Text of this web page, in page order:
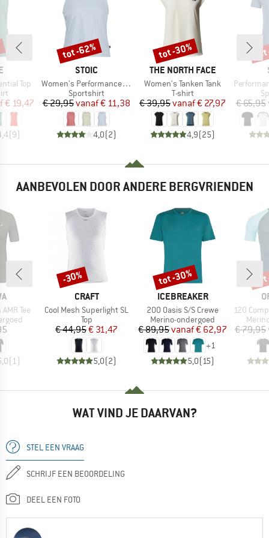
Top
prijs
€ 19,47
(9)
MERK
STOIC
Artikel
Women's PerformanceMerino BorgholmSt. Tank
Productgroep
Sportshirt
Prijs
€ 29,95 Verlaagde prijs
vanaf€ 11,38
4,0(2)
Korting
tot -62%
MERK
THE NORTH FACE
Artikel
Women's Tanken Tank
Productgroep
T-shirt
Prijs
€ 39,95 Verlaagde prijs
vanaf€ 27,97
4,9(25)
Korting
tot -30%
Artikel
€ 65,95
AANBEVOLEN DOOR ANDERE BERGVRIENDEN
Tee
(1)
MERK
CRAFT
Artikel
Cool Mesh Superlight SL
Productgroep
Top
Prijs
€ 44,95Verlaagde prijs
€ 31,47
5,0(2)
Korting
-30%
MERK
ICEBREAKER
Artikel
200 Oasis S/S Crewe
Productgroep
Merino-ondergoed
Prijs
€ 89,95 Verlaagde prijs
vanaf€ 62,97
+1
5,0(15)
Korting
tot -30%
Artikel
120 Comp
€ 79,95
WAT VIND JE DAARVAN?
STEL EEN VRAAG
SCHRIJF EEN BEOORDELING
DEEL EEN FOTO